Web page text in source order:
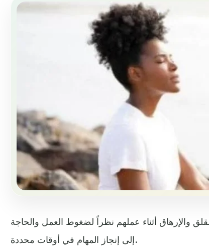
والإرهاق أثناء عملهم نظراً لضغوط العمل والحاجة
إلى إنجاز المهام في أوقات محددة.